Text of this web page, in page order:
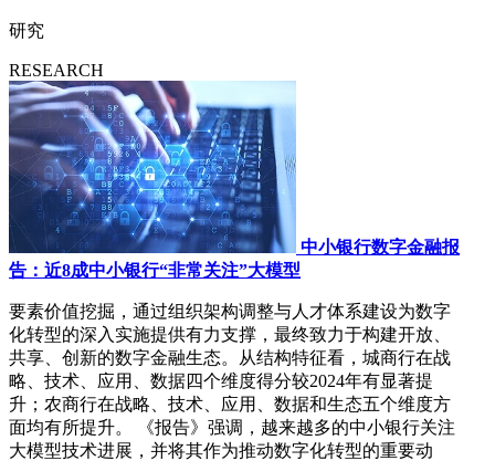
研究
RESEARCH
中小银行数字金融报
告：近8成中小银行“非常关注”大模型
要素价值挖掘，通过组织架构调整与人才体系建设为数字
化转型的深入实施提供有力支撑，最终致力于构建开放、
共享、创新的数字金融生态。从结构特征看，城商行在战
略、技术、应用、数据四个维度得分较2024年有显著提
升；农商行在战略、技术、应用、数据和生态五个维度方
面均有所提升。 《报告》强调，越来越多的中小银行关注
大模型技术进展，并将其作为推动数字化转型的重要动